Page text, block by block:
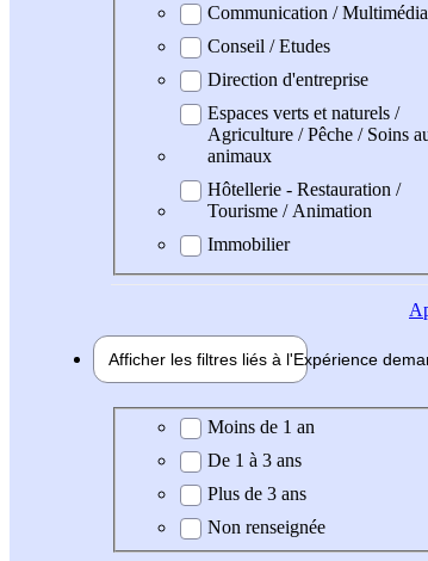
Communication / Multimédia
Conseil / Etudes
Direction d'entreprise
Espaces verts et naturels /
Agriculture / Pêche / Soins
animaux
Hôtellerie - Restauration /
Tourisme / Animation
Immobilier
Afficher les filtres liés à l'Expérience
Expérience demandée
Moins de 1 an
De 1 à 3 ans
Plus de 3 ans
Non renseignée